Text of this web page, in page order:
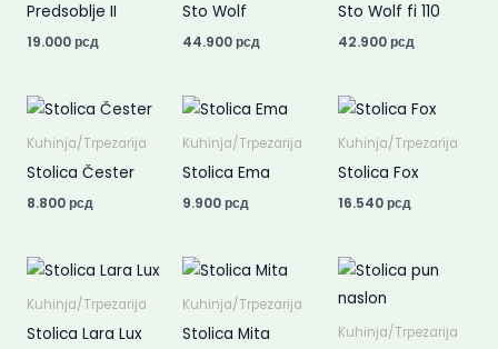
Predsoblje II
19.000рсд
Sto Wolf
44.900рсд
Sto Wolf fi 110
42.900рсд
Kuhinja/Trpezarija
Stolica Čester
8.800рсд
Kuhinja/Trpezarija
Stolica Ema
9.900рсд
Kuhinja/Trpezarija
Stolica Fox
16.540рсд
Kuhinja/Trpezarija
Stolica Lara Lux
Kuhinja/Trpezarija
Stolica Mita Kuhinja/Trpezarija